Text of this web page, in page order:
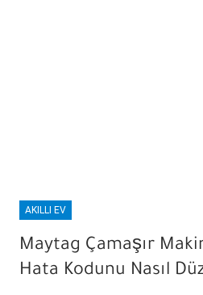
AKILLI EV
Maytag Çamaşır
Hata Kodunu Nasıl